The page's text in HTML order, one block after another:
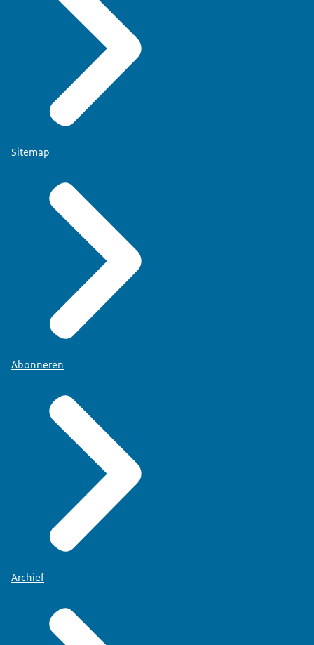
Sitemap
Abonneren
Archief